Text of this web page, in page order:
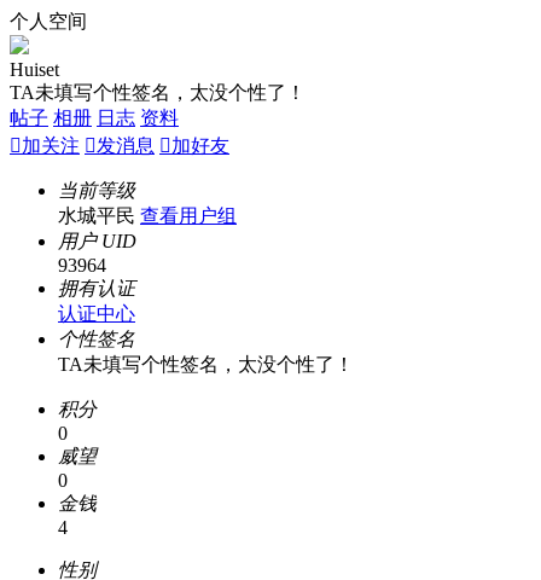
个人空间
Huiset
TA未填写个性签名，太没个性了！
帖子 相册 日志 资料
加关注 发消息 加好友
当前等级
水城平民 查看用户组
用户 UID
93964
拥有认证
认证中心
个性签名
TA未填写个性签名，太没个性了！
积分
0
威望
0
金钱
4
性别